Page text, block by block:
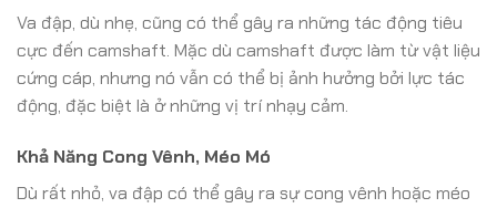
Va đập, dù nhẹ, cũng có thể gây ra những tác động tiêu
cực đến camshaft. Mặc dù camshaft được làm từ vật liệu
cứng cáp, nhưng nó vẫn có thể bị ảnh hưởng bởi lực tác
động, đặc biệt là ở những vị trí nhạy cảm.
Khả Năng Cong Vênh, Méo Mó
Dù rất nhỏ, va đập có thể gây ra sự cong vênh hoặc méo